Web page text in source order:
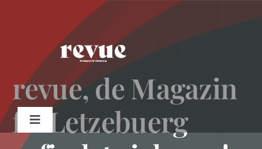
Toggle
Navigation
revue, de Magazin
fir Letzebuerg